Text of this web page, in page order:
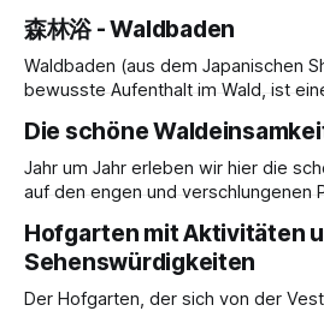
stimmungsvoll beleuchteten
Musikzimmers installiert und lässt
integrierten Wandschalter in
Symbolisch vereint sie Tradition
Familienunternehmen Barthelmes,
森林浴 - Waldbaden
Waldbaden (aus dem Japanischen
bewusste Aufenthalt im Wald, ist
noch Ihre Gesundheit stärken
Festungshof inmitten des
Habitat-Gebietes liegt, brauchen Sie
Die schöne
Jahr um Jahr erleben wir hier die
auf den engen und verschlungenen
dürfen für den Augenblick ganz bei
und dem Moment sein. Es ist nur zu gut verständlich, dass
diese Umgebung inspiriert. In der
Hofgarten mit Aktivitäten
Sehenswürdigkeiten
Der Hofgarten, der sich von der